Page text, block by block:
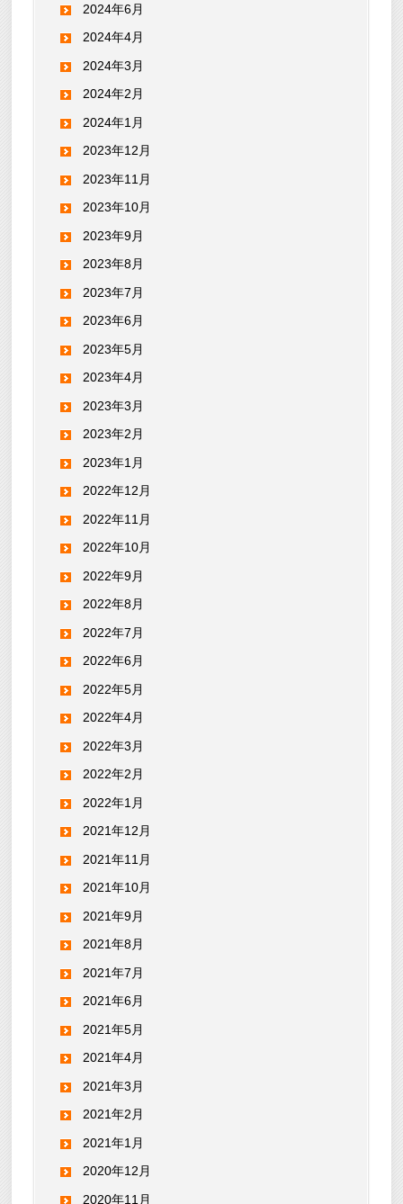
2024年6月
2024年4月
2024年3月
2024年2月
2024年1月
2023年12月
2023年11月
2023年10月
2023年9月
2023年8月
2023年7月
2023年6月
2023年5月
2023年4月
2023年3月
2023年2月
2023年1月
2022年12月
2022年11月
2022年10月
2022年9月
2022年8月
2022年7月
2022年6月
2022年5月
2022年4月
2022年3月
2022年2月
2022年1月
2021年12月
2021年11月
2021年10月
2021年9月
2021年8月
2021年7月
2021年6月
2021年5月
2021年4月
2021年3月
2021年2月
2021年1月
2020年12月
2020年11月